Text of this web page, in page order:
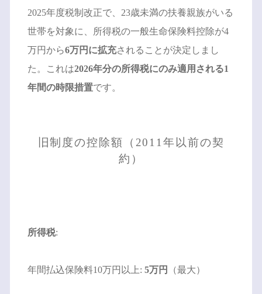
2025年度税制改正で、23歳未満の扶養親族がいる
世帯を対象に、所得税の一般生命保険料控除が4
万円から6万円に拡充されることが決定しまし
た。これは2026年分の所得税にのみ適用される1
年間の時限措置です。
旧制度の控除額（2011年以前の契
約）
所得税:
年間払込保険料10万円以上: 5万円 （最大）